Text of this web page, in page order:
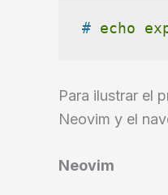
# echo
Para ilustrar el
Neovim y el
Neovim